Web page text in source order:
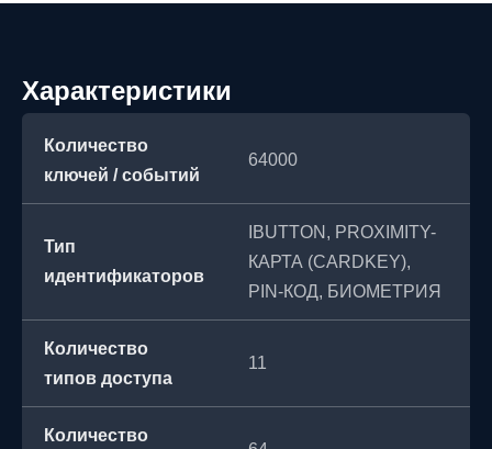
Характеристики
Количество
ключей / событий
64000
Тип
идентификаторов
IBUTTON, PROXIMITY-
КАРТА (CARDKEY),
PIN-КОД, БИОМЕТРИЯ
Количество
типов доступа
11
Количество